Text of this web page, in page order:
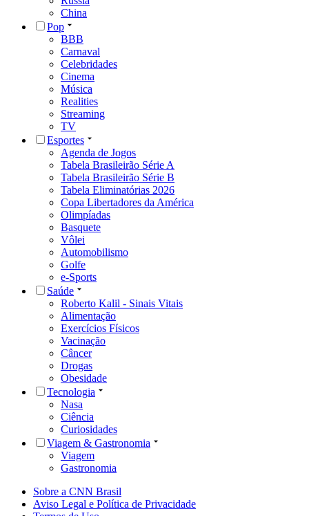
China
Pop
BBB
Carnaval
Celebridades
Cinema
Música
Realities
Streaming
TV
Esportes
Agenda de Jogos
Tabela Brasileirão Série A
Tabela Brasileirão Série B
Tabela Eliminatórias 2026
Copa Libertadores da América
Olimpíadas
Basquete
Vôlei
Automobilismo
Golfe
e-Sports
Saúde
Roberto Kalil - Sinais Vitais
Alimentação
Exercícios Físicos
Vacinação
Câncer
Drogas
Obesidade
Tecnologia
Nasa
Ciência
Curiosidades
Viagem & Gastronomia
Viagem
Gastronomia
Sobre a CNN Brasil
Aviso Legal e Política de Privacidade